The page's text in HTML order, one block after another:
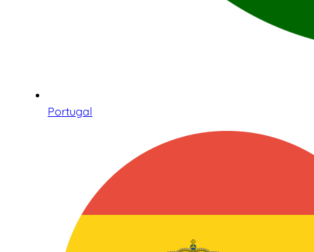
Portugal